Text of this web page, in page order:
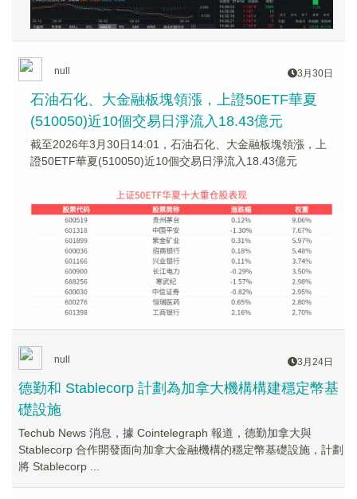
null 3月30日
石油石化、大金融板塊領漲，上證50ETF華夏
(510050)近10個交易日淨流入18.43億元
截至2026年3月30日14:01，石油石化、大金融板塊領漲，上
證50ETF華夏(510050)近10個交易日淨流入18.43億元
null 3月24日
德勤和 Stablecorp 計劃為加拿大機構構建穩定幣基
礎設施
Techub News 消息，據 Cointelegraph 報道，德勤加拿大與
Stablecorp 合作開發面向加拿大金融機構的穩定幣基礎設施，計劃
將 Stablecorp ...